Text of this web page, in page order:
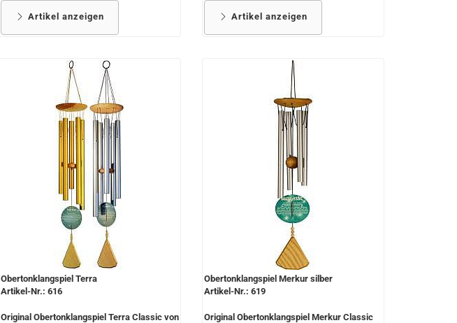
Artikel anzeigen Artikel anzeigen
Obertonklangspiel Terra
Artikel-Nr.: 616
Original Obertonklangspiel Terra Classic von
Obertonklangspiel Merkur silber
Artikel-Nr.: 619
Original Obertonklangspiel Merkur Classic